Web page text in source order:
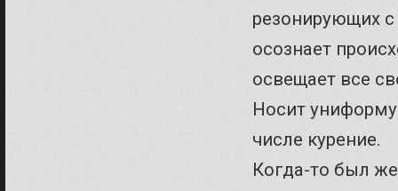
резонирующих
осознает
освещает все
Носит
числе курение.
Когда-то был